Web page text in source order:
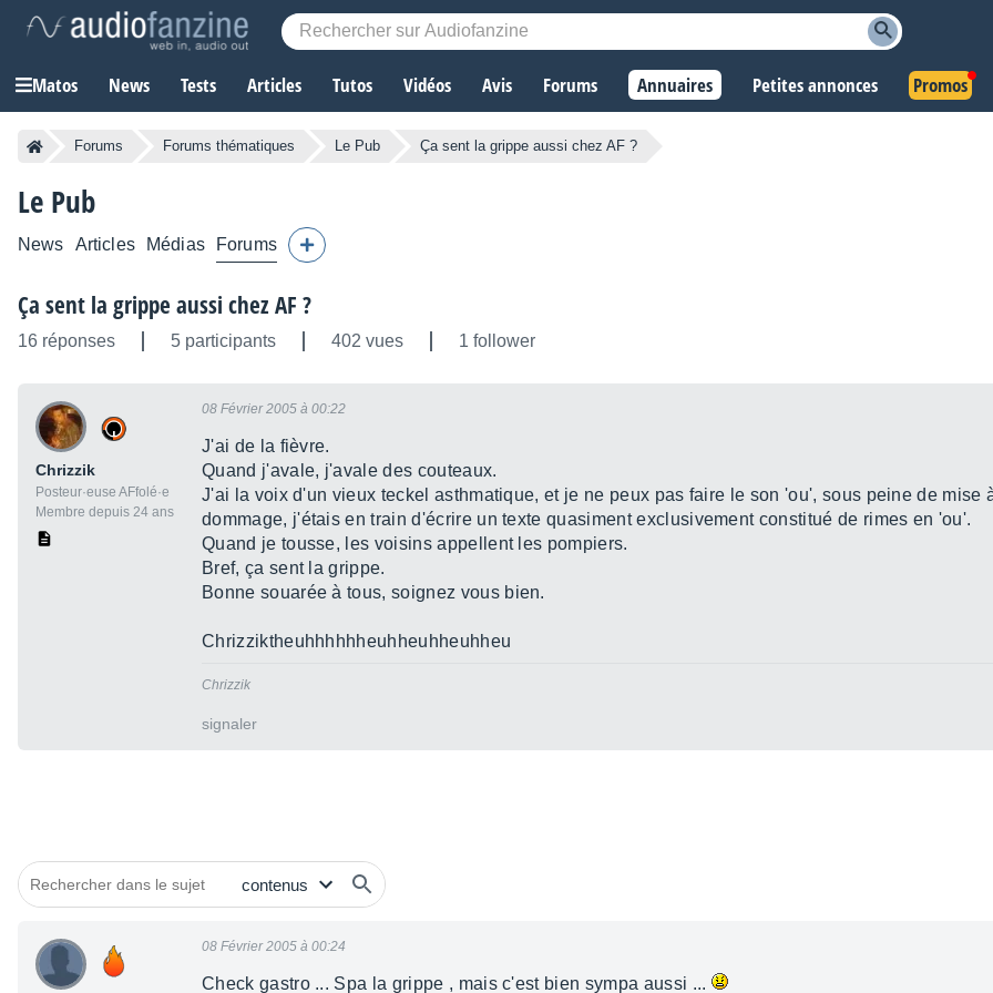
Matos News Tests Articles Tutos Vidéos Avis Forums Annuaires Petites annonces Promos
Forums Forums thématiques Le Pub Ça sent la grippe aussi chez AF ?
Le Pub
News Articles Médias Forums
Ça sent la grippe aussi chez AF ?
16 réponses 5 participants 402 vues 1 follower
Chrizzik
Posteur·euse AFfolé·e
Membre depuis 24 ans
08 Février 2005 à 00:22
J'ai de la fièvre.
Quand j'avale, j'avale des couteaux.
J'ai la voix d'un vieux teckel asthmatique, et je ne peux pas faire le son 'ou', sous peine de mise
dommage, j'étais en train d'écrire un texte quasiment exclusivement constitué de rimes en 'ou'.
Quand je tousse, les voisins appellent les pompiers.
Bref, ça sent la grippe.
Bonne souarée à tous, soignez vous bien.
Chrizziktheuhhhhhheuhheuhheuhheu
Chrizzik
signaler
08 Février 2005 à 00:24
Check gastro ... Spa la grippe , mais c'est bien sympa aussi ...